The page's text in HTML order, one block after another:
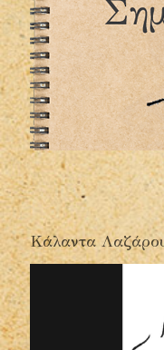
Κάλαντα